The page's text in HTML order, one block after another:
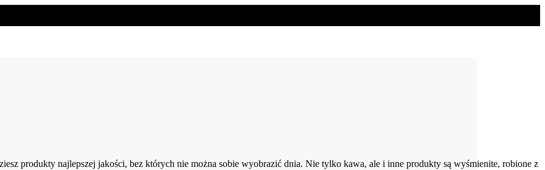
produkty najlepszej jakości, bez których nie można sobie wyobrazić dnia. Nie tylko kawa, ale i inne produkty są wyśmienite, robione z